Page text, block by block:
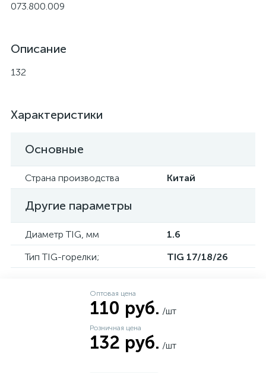
073.800.009
Описание
132
Характеристики
Основные
Страна производства Китай
Другие параметры
Диаметр TIG, мм
1.6
Тип TIG-горелки;
TIG 17/18/26
Оптовая цена
110 руб. /шт
Розничная цена
132 руб. /шт